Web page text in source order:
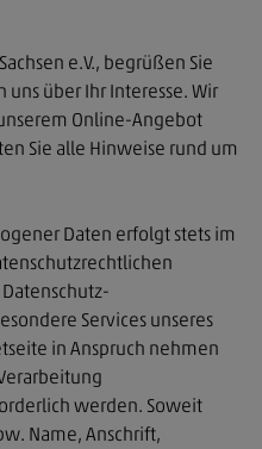
e.V., begrüßen Sie
über Ihr Interesse. Wir
Online-Angebot
Sie alle Hinweise rund um
Daten erfolgt stets im
Services unseres
in Anspruch nehmen
werden. Soweit
Name, Anschrift,